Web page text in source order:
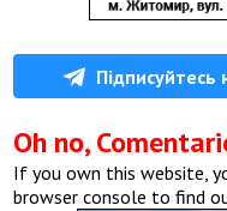
Oh no,
If you own this website,
browser console to find